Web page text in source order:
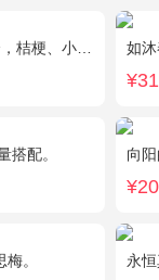
花、绿叶搭配 如
搭配。 向
。 永